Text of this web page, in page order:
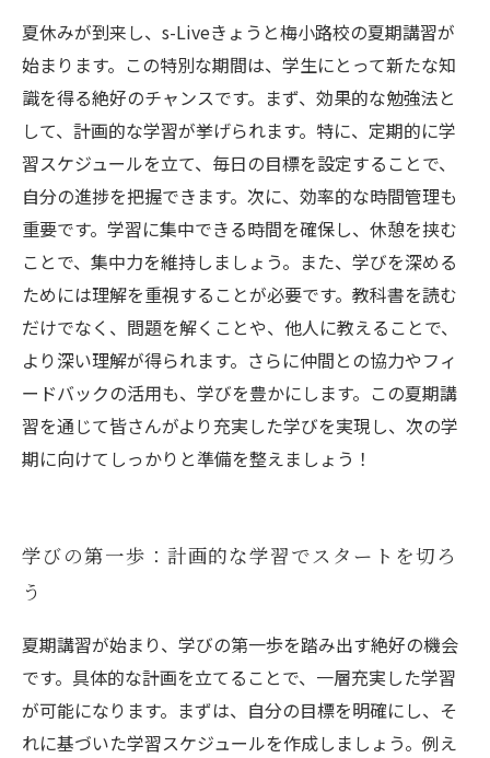
を活用しよう
成績向上に向けて：深い理解を得る勉強法
充実した夏期講習の締めくくり：次の学期に向
けた準備を整えよう
夏休みが到来し、s-Liveきょうと梅小路校の夏期講習が
始まります。この特別な期間は、学生にとって新たな知
識を得る絶好のチャンスです。まず、効果的な勉強法と
して、計画的な学習が挙げられます。特に、定期的に学
習スケジュールを立て、毎日の目標を設定することで、
自分の進捗を把握できます。次に、効率的な時間管理も
重要です。学習に集中できる時間を確保し、休憩を挟む
ことで、集中力を維持しましょう。また、学びを深める
ためには理解を重視することが必要です。教科書を読む
だけでなく、問題を解くことや、他人に教えることで、
より深い理解が得られます。さらに仲間との協力やフィ
ードバックの活用も、学びを豊かにします。この夏期講
習を通じて皆さんがより充実した学びを実現し、次の学
期に向けてしっかりと準備を整えましょう！
学びの第一歩：計画的な学習でスタートを切ろ
う
夏期講習が始まり、学びの第一歩を踏み出す絶好の機会
です。具体的な計画を立てることで、一層充実した学習
が可能になります。まずは、自分の目標を明確にし、そ
れに基づいた学習スケジュールを作成しましょう。例え